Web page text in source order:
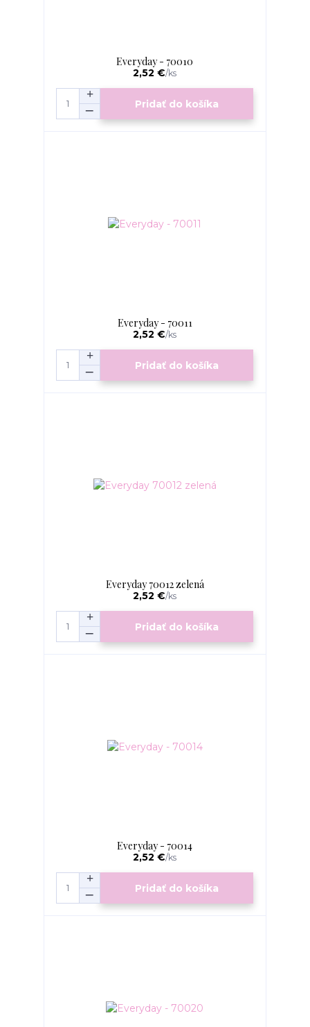
Everyday - 70010
2,52 €/ks
Pridať do košíka
Everyday - 70011
2,52 €/ks
Pridať do košíka
Everyday 70012 zelená
2,52 €/ks
Pridať do košíka
Everyday - 70014
2,52 €/ks
Pridať do košíka